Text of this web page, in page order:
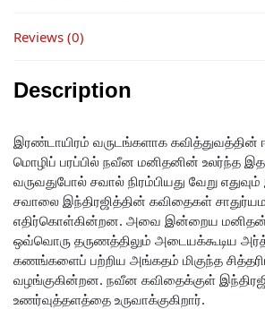
Reviews (0)
Description
இரண்டாயிரம் வருடங்களாக கவித்துவத்தின்
மொழிப் பரப்பில் நவீன மனிதனின் உலர்ந்த
வருவதுபோல் சவால் நிரம்பியது வேறு
சவாலை இந்திரஜித்தின் கவிதைகள்
எதிர்கொள்கின்றன. அவை இன்றைய மனிதன்
ஒவ்வொரு தருணத்திலும் அடையக்கூடிய
கணங்களைப் பற்றிய அங்கதம் மிகுந்த
வழங்குகின்றன. நவீன கவிதைக்குள்
உணர்வுத்தளத்தை உருவாக்குகிறார்.